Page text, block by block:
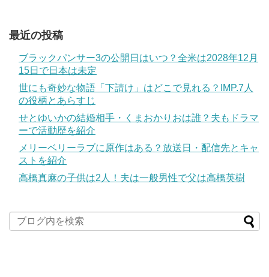
最近の投稿
ブラックパンサー3の公開日はいつ？全米は2028年12月
15日で日本は未定
世にも奇妙な物語「下請け」はどこで見れる？IMP.7人
の役柄とあらすじ
せとゆいかの結婚相手・くまおかりおは誰？夫もドラマ
ーで活動歴を紹介
メリーベリーラブに原作はある？放送日・配信先とキャ
ストを紹介
高橋真麻の子供は2人！夫は一般男性で父は高橋英樹